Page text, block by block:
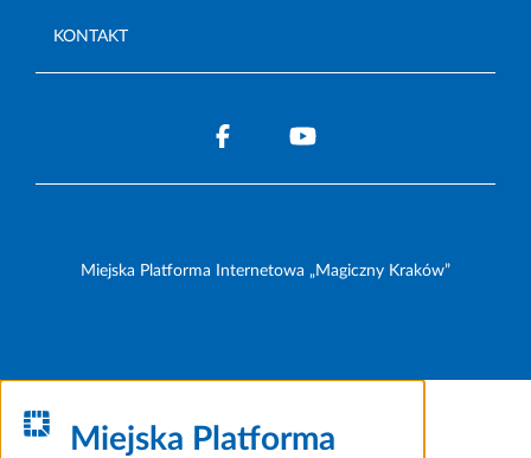
KONTAKT
Miejska Platforma Internetowa „Magiczny Kraków”
Miejska Platforma